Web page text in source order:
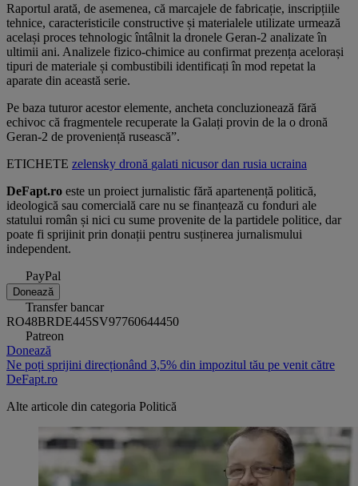
Raportul arată, de asemenea, că marcajele de fabricație, inscripțiile
tehnice, caracteristicile constructive și materialele utilizate urmează
același proces tehnologic întâlnit la dronele Geran-2 analizate în
ultimii ani. Analizele fizico-chimice au confirmat prezența acelorași
tipuri de materiale și combustibili identificați în mod repetat la
aparate din această serie.
Pe baza tuturor acestor elemente, ancheta concluzionează fără
echivoc că fragmentele recuperate la Galați provin de la o dronă
Geran-2 de proveniență rusească”.
ETICHETE zelensky dronă galati nicusor dan rusia ucraina
DeFapt.ro este un proiect jurnalistic fără apartenență politică,
ideologică sau comercială care nu se finanțează cu fonduri ale
statului român și nici cu sume provenite de la partidele politice, dar
poate fi sprijinit prin donații pentru susținerea jurnalismului
independent.
PayPal
Donează
Transfer bancar
RO48BRDE445SV97760644450
Patreon
Donează
Ne poți sprijini direcționând 3,5% din impozitul tău pe venit către
DeFapt.ro
Alte articole din categoria Politică